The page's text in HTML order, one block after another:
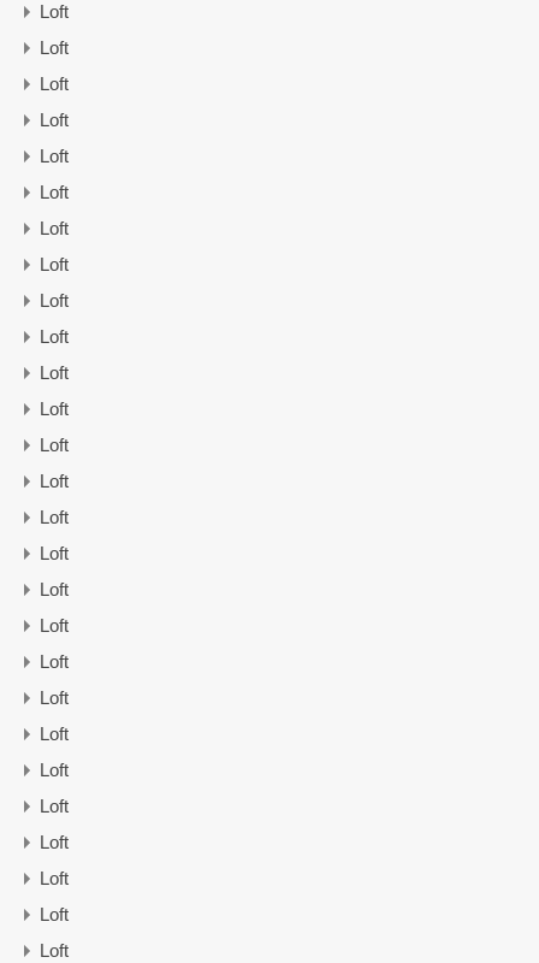
Loft
Loft
Loft
Loft
Loft
Loft
Loft
Loft
Loft
Loft
Loft
Loft
Loft
Loft
Loft
Loft
Loft
Loft
Loft
Loft
Loft
Loft
Loft
Loft
Loft
Loft
Loft